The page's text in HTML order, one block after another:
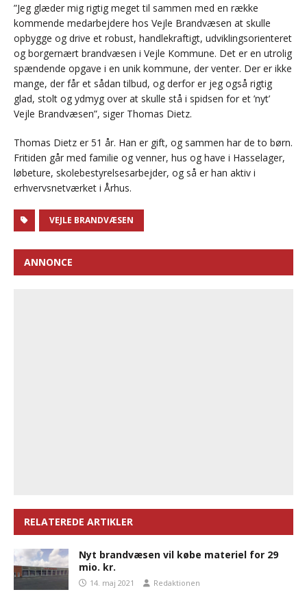
”Jeg glæder mig rigtig meget til sammen med en række
kommende medarbejdere hos Vejle Brandvæsen at skulle
opbygge og drive et robust, handlekraftigt, udviklingsorienteret
og borgernært brandvæsen i Vejle Kommune. Det er en utrolig
spændende opgave i en unik kommune, der venter. Der er ikke
mange, der får et sådan tilbud, og derfor er jeg også rigtig
glad, stolt og ydmyg over at skulle stå i spidsen for et ’nyt’
Vejle Brandvæsen”, siger Thomas Dietz.
Thomas Dietz er 51 år. Han er gift, og sammen har de to børn.
Fritiden går med familie og venner, hus og have i Hasselager,
løbeture, skolebestyrelsesarbejder, og så er han aktiv i
erhvervsnetværket i Århus.
VEJLE BRANDVÆSEN
ANNONCE
RELATEREDE ARTIKLER
Nyt brandvæsen vil købe materiel for 29
mio. kr.
14. maj 2021 Redaktionen